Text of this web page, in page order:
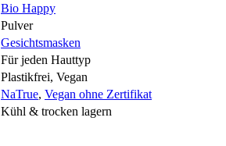
Bio Happy
Pulver
Gesichtsmasken
Für jeden Hauttyp
Plastikfrei, Vegan
NaTrue, Vegan ohne Zertifikat
Kühl & trocken lagern